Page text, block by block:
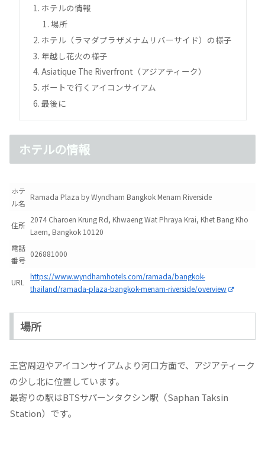
ホテルの情報
場所
ホテル（ラマダプラザメナムリバーサイド）の様子
年越し花火の様子
Asiatique The Riverfront（アジアティーク）
ボートで行くアイコンサイアム
最後に
ホテルの情報
ホテ
ル名
Ramada Plaza by Wyndham Bangkok Menam Riverside
住所
2074 Charoen Krung Rd, Khwaeng Wat Phraya Krai, Khet Bang Kho
Laem, Bangkok 10120
電話
番号
026881000
URL
https://www.wyndhamhotels.com/ramada/bangkok-
thailand/ramada-plaza-bangkok-menam-riverside/overview
場所
王宮周辺やアイコンサイアムより河口方面で、アジアティーク
の少し北に位置しています。
最寄りの駅はBTSサパーンタクシン駅（Saphan Taksin
Station）です。